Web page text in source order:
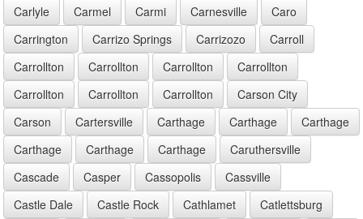
Carlyle Carmel Carmi Carnesville
Caro
Carrington
Carrizo Springs Carrizozo
Carroll
Carrollton
Carrollton Carrollton
Carrollton
Carrollton
Carrollton Carrollton
Carson City
Carson
Cartersville Carthage Carthage
Carthage
Carthage
Carthage Carthage
Caruthersville
Cascade
Casper Cassopolis
Cassville
Castle Dale
Castle Rock Cathlamet
Catlettsburg